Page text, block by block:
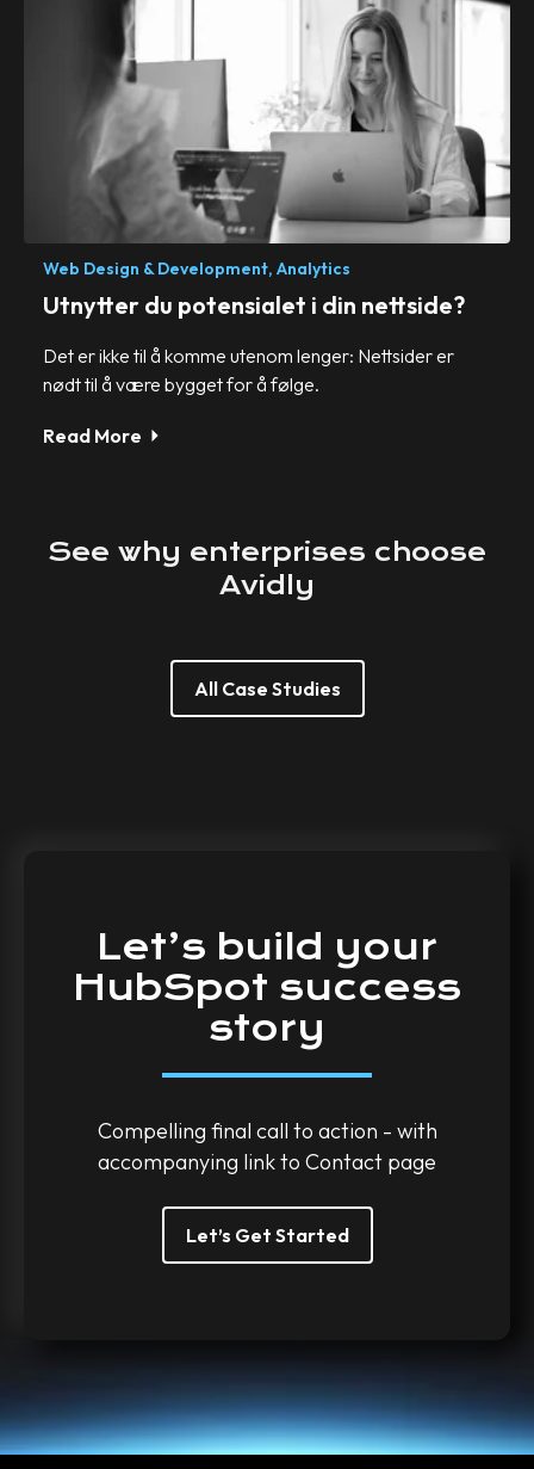
Web Design & Development, Analytics
Utnytter du potensialet i din nettside?
Det er ikke til å komme utenom lenger: Nettsider er
nødt til å være bygget for å følge.
Read More
See why enterprises choose
Avidly
All Case Studies
Let’s build your
HubSpot success
story
Compelling final call to action - with
accompanying link to Contact page
Let’s Get Started